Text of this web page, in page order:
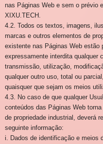
nas Páginas Web e sem o prévio
XIXU.TECH.
4.2. Todos os textos, imagens,
marcas e outros elementos de
existente nas Páginas Web estão
expressamente interdita qualquer
transmissão, utilização,
qualquer outro uso, total ou
quaisquer que sejam os meios
4.3. No caso de que qualquer
conteúdos das Páginas Web
de propriedade industrial, deverá
seguinte informação:
i. Dados de identificação e meios